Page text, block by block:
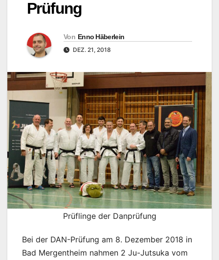
Prüfung
Von Enno Häberlein
DEZ. 21, 2018
Prüflinge der Danprüfung
Bei der DAN-Prüfung am 8. Dezember 2018 in
Bad Mergentheim nahmen 2 Ju-Jutsuka vom